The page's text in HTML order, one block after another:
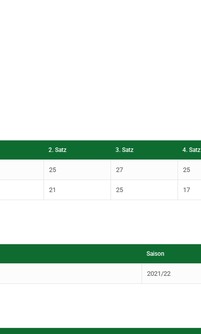
2. Satz 3. Satz 4. Satz
25 27 25
21 25 17
Saison
2021/22